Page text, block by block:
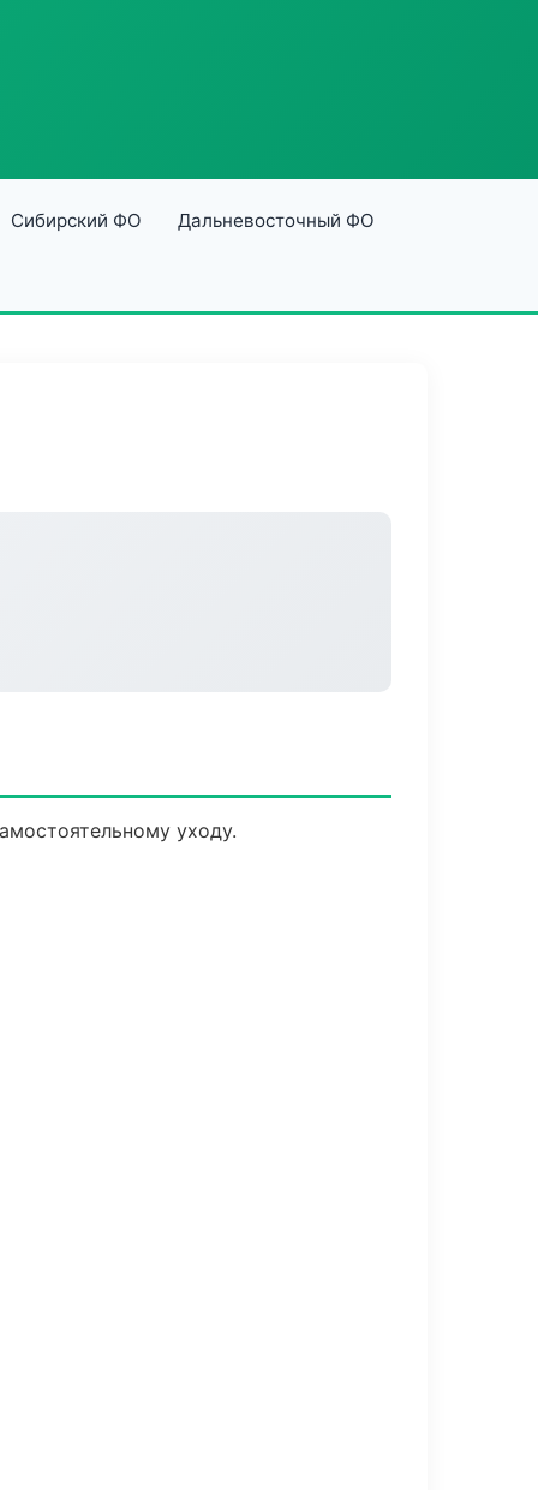
Сибирский ФО Дальневосточный ФО
уходу.